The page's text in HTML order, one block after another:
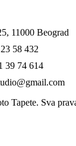
11000 Beograd
58 432
39 74 614
Tapete. Sva